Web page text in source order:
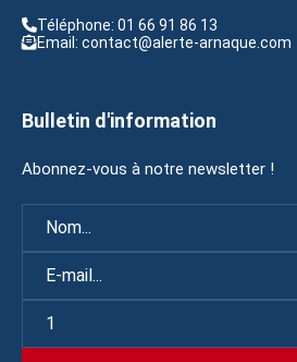
Téléphone: 01 66 91 86 13
Email: contact@alerte-arnaque.com
Bulletin d'information
Abonnez-vous à notre newsletter !